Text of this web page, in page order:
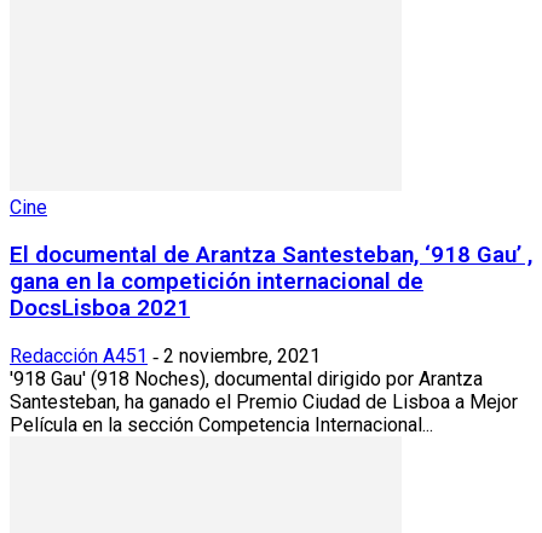
Cine
El documental de Arantza Santesteban, ‘918 Gau’ ,
gana en la competición internacional de
DocsLisboa 2021
Redacción A451 - 2 noviembre, 2021
'918 Gau' (918 Noches), documental dirigido por Arantza
Santesteban, ha ganado el Premio Ciudad de Lisboa a Mejor
Película en la sección Competencia Internacional...